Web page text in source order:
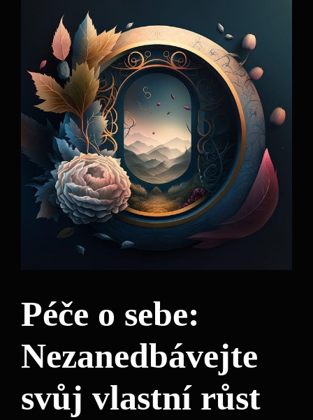
Péče o sebe:
Nezanedbávejte
svůj vlastní růst